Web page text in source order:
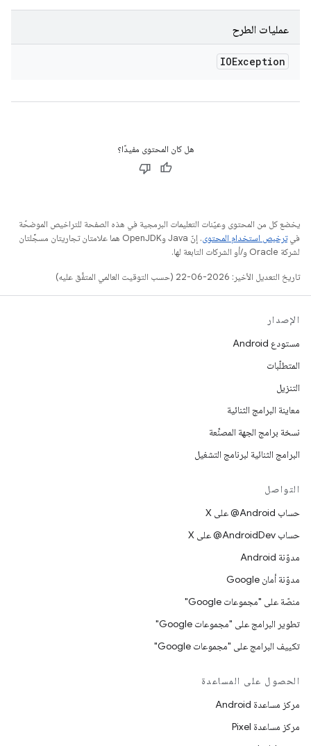
عمليات الطرح
IOException
هل كان المحتوى مفيدًا؟
يخضع كل من المحتوى وعيّنات التعليمات البرمجية في هذه الصفحة للتراخيص الموضحّة
فيترخيص استخدام المحتوى
. إنّ Java وOpenJDK هما علامتان تجاريتان مسجَّلتان
لشركة Oracle و/أو الشركات التابعة لها.
تاريخ التعديل الأخير: 2026-06-22 (حسب التوقيت العالمي المتفَّق عليه)
الإصدار
مستودع Android
المتطلّبات
التنزيل
معاينة البرامج الثنائية
نسخة برامج الجهة المصنِّعة
البرامج الثنائية لبرنامج التشغيل
التواصل
حساب ‎@Android على X
حساب ‎@AndroidDev على X
مدوّنة Android
مدوّنة أمان Google
منصّة على "مجموعات Google"
تطوير البرامج على "مجموعات Google"
تكييف البرامج على "مجموعات Google"
الحصول على المساعدة
مركز مساعدة Android
مركز مساعدة Pixel